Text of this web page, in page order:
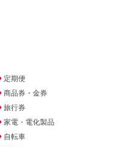
定期便
商品券・金券
旅行券
家電・電化製品
自転車